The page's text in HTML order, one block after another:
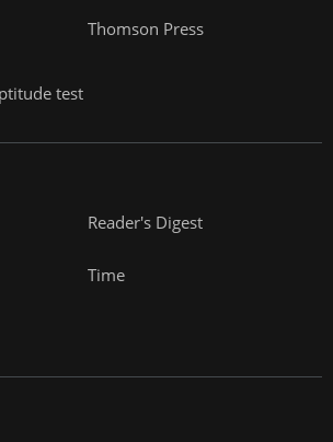
test
Thomson Press
Reader's Digest
Time